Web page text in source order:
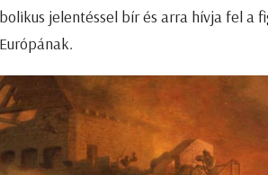
jelentéssel bír és arra hívja fel a